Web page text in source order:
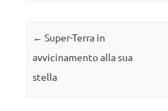
Navigazione articolo
← Super-Terra in
avvicinamento alla sua
stella